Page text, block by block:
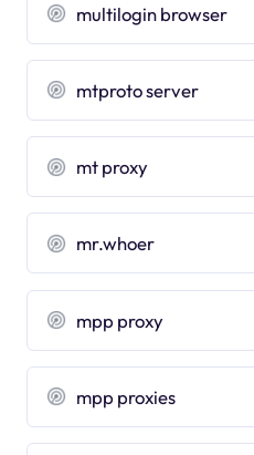
multilogin browser
mtproto server
mt proxy
mr.whoer
mpp proxy
mpp proxies